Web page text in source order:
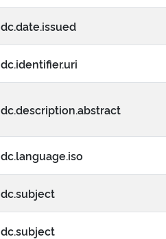
dc.date.issued
dc.identifier.uri
dc.description.abstract
dc.language.iso
dc.subject
dc.subject